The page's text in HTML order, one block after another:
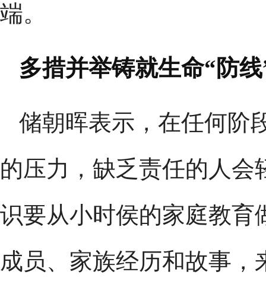
端。
多措并举铸就生命“防
储朝晖表示，在任何阶
的压力，缺乏责任的人
识要从小时侯的家庭教育
成员、家族经历和故事